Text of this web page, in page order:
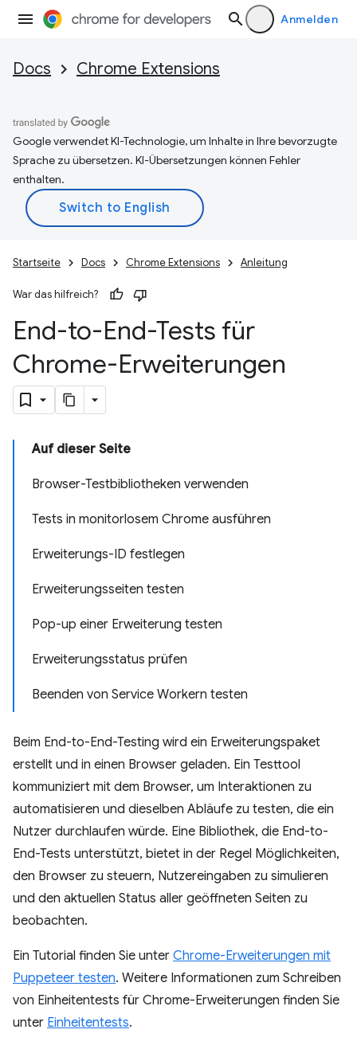
Anmelden
Docs Chrome Extensions
Google verwendet KI-Technologie, um Inhalte in Ihre bevorzugte
Sprache zu übersetzen. KI-Übersetzungen können Fehler
enthalten.
Startseite Docs Chrome Extensions Anleitung
War das hilfreich?
End-to-End-Tests für
Chrome-Erweiterungen
Auf dieser Seite
Browser-Testbibliotheken verwenden
Tests in monitorlosem Chrome ausführen
Erweiterungs-ID festlegen
Erweiterungsseiten testen
Pop-up einer Erweiterung testen
Erweiterungsstatus prüfen
Beenden von Service Workern testen
Beim End-to-End-Testing wird ein Erweiterungspaket
erstellt und in einen Browser geladen. Ein Testtool
kommuniziert mit dem Browser, um Interaktionen zu
automatisieren und dieselben Abläufe zu testen, die ein
Nutzer durchlaufen würde. Eine Bibliothek, die End-to-
End-Tests unterstützt, bietet in der Regel Möglichkeiten,
den Browser zu steuern, Nutzereingaben zu simulieren
und den aktuellen Status aller geöffneten Seiten zu
beobachten.
Ein Tutorial finden Sie unter Chrome-Erweiterungen mit
Puppeteer testen. Weitere Informationen zum Schreiben
von Einheitentests für Chrome-Erweiterungen finden Sie
unter Einheitentests.